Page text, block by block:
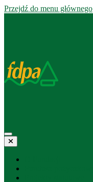
Przejdź do menu głównego